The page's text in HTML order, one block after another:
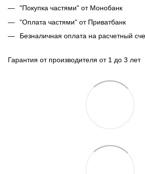
"Покупка частями" от Монобанк
"Оплата частями" от Приватбанк
Безналичная оплата на расчетный
Гарантия от производителя от 1 до 3 лет